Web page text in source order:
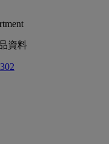
資料